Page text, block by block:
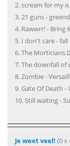
2. scream for my
3. 21 guns -
4. Rawwrr! - Bring
5. I don't care -
6. The Morticians
7. The downfall of
8. Zombie -
9. Gate Of Death -
10. Still waiting -
Je weet veel! (0 x